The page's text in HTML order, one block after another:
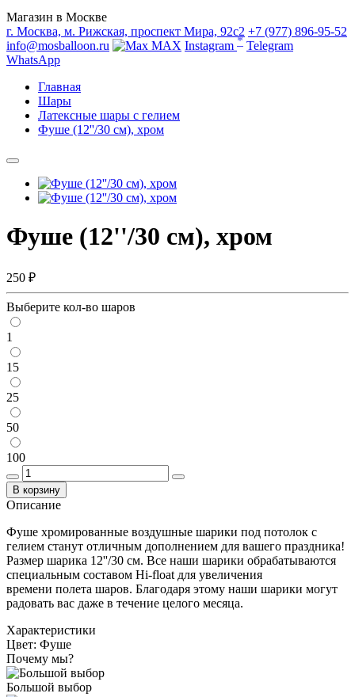
Магазин в Москве
г. Москва, м. Рижская, проспект Мира, 92с2 +7 (977) 896-95-52
info@mosballoon.ru
MAX Instagram * Telegram
WhatsApp
Главная
Шары
Латексные шары с гелием
Фуше (12''/30 см), хром
Фуше (12''/30 см), хром
250 ₽
Выберите кол-во шаров
1
15
25
50
100
В корзину
Описание
Фуше хромированные воздушные шарики под потолок с
гелием станут отличным дополнением для вашего праздника!
Размер шарика 12''/30 см. Все наши шарики обрабатываются
специальным составом Hi-float для увеличения
времени полета шаров. Благодаря этому наши шарики могут
радовать вас даже в течение целого месяца.
Характеристики
Цвет: Фуше
Почему мы?
Большой выбор